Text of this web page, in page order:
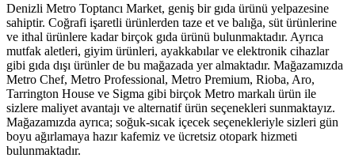
Denizli Metro Toptancı Market, geniş bir gıda ürünü yelpazesine
sahiptir. Coğrafi işaretli ürünlerden taze et ve balığa, süt ürünlerine
ve ithal ürünlere kadar birçok gıda ürünü bulunmaktadır. Ayrıca
mutfak aletleri, giyim ürünleri, ayakkabılar ve elektronik cihazlar
gibi gıda dışı ürünler de bu mağazada yer almaktadır. Mağazamızda
Metro Chef, Metro Professional, Metro Premium, Rioba, Aro,
Tarrington House ve Sigma gibi birçok Metro markalı ürün ile
sizlere maliyet avantajı ve alternatif ürün seçenekleri sunmaktayız.
Mağazamızda ayrıca; soğuk-sıcak içecek seçenekleriyle sizleri gün
boyu ağırlamaya hazır kafemiz ve ücretsiz otopark hizmeti
bulunmaktadır.